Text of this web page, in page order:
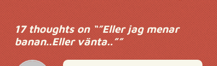
17 thoughts on “”Eller jag menar
banan..Eller vänta..””